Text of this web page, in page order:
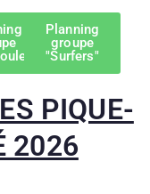
Planning
groupe
"Surfers"
PIQUE-
2026